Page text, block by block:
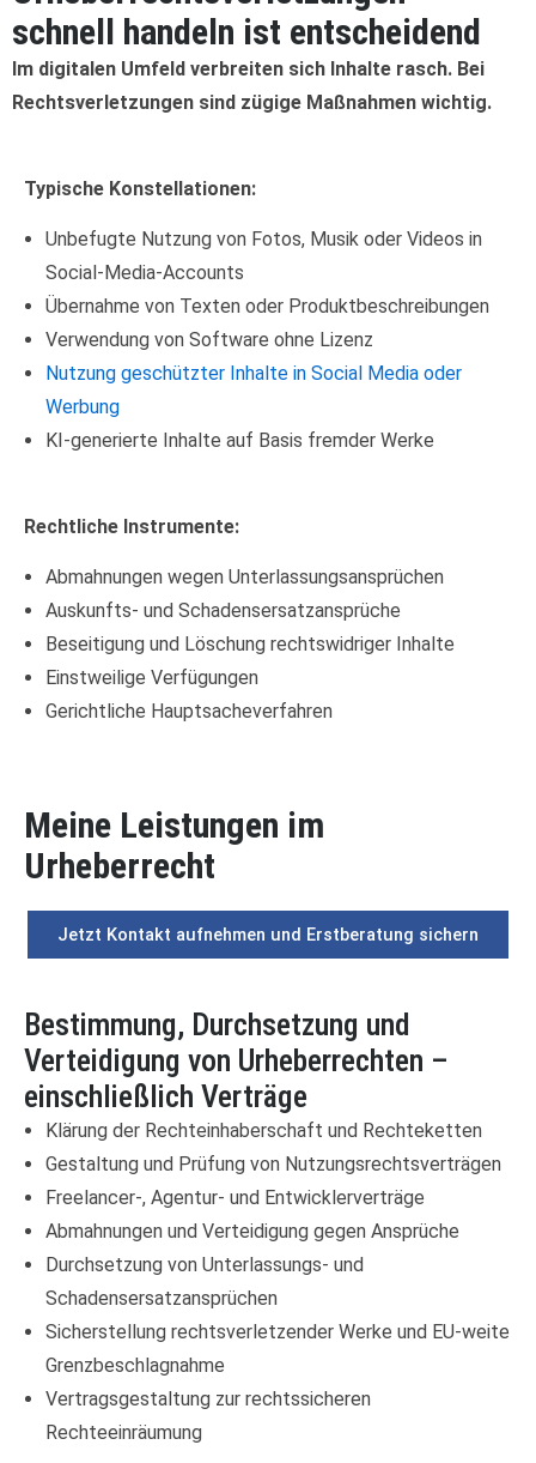
schnell handeln ist entscheidend
Im digitalen Umfeld verbreiten sich Inhalte rasch. Bei
Rechtsverletzungen sind zügige Maßnahmen wichtig.
Typische Konstellationen:
Unbefugte Nutzung von Fotos, Musik oder Videos in
Social-Media-Accounts
Übernahme von Texten oder Produktbeschreibungen
Verwendung von Software ohne Lizenz
Nutzung geschützter Inhalte in Social Media oder
Werbung
KI-generierte Inhalte auf Basis fremder Werke
Rechtliche Instrumente:
Abmahnungen wegen Unterlassungsansprüchen
Auskunfts- und Schadensersatzansprüche
Beseitigung und Löschung rechtswidriger Inhalte
Einstweilige Verfügungen
Gerichtliche Hauptsacheverfahren
Meine Leistungen im
Urheberrecht
Jetzt Kontakt aufnehmen und Erstberatung sichern
Bestimmung, Durchsetzung und
Verteidigung von Urheberrechten –
einschließlich Verträge
Klärung der Rechteinhaberschaft und Rechteketten
Gestaltung und Prüfung von Nutzungsrechtsverträgen
Freelancer-, Agentur- und Entwicklerverträge
Abmahnungen und Verteidigung gegen Ansprüche
Durchsetzung von Unterlassungs- und
Schadensersatzansprüchen
Sicherstellung rechtsverletzender Werke und EU-weite
Grenzbeschlagnahme
Vertragsgestaltung zur rechtssicheren
Rechteeinräumung